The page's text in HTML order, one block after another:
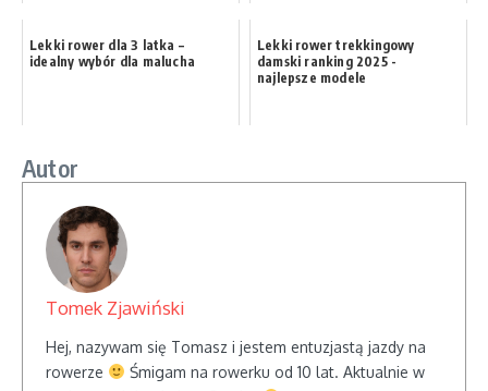
Lekki rower dla 3 latka –
idealny wybór dla malucha
Lekki rower trekkingowy
damski ranking 2025 -
najlepsze modele
Autor
Tomek Zjawiński
Hej, nazywam się Tomasz i jestem entuzjastą jazdy na
rowerze
Śmigam na rowerku od 10 lat. Aktualnie w